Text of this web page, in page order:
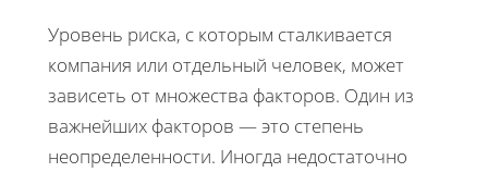
Уровень риска, с которым сталкивается
компания или отдельный человек, может
зависеть от множества факторов. Один из
важнейших факторов — это степень
неопределенности. Иногда недостаточно